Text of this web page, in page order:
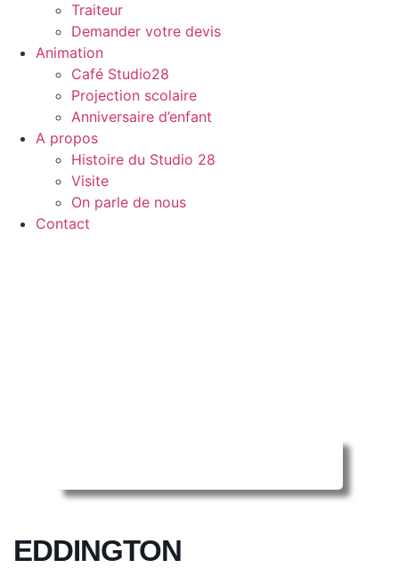
Traiteur
Demander votre devis
Animation
Café Studio28
Projection scolaire
Anniversaire d’enfant
A propos
Histoire du Studio 28
Visite
On parle de nous
Contact
EDDINGTON